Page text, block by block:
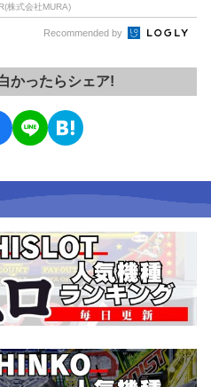
株式会社MURA)
Recommended by
かったらシェア!